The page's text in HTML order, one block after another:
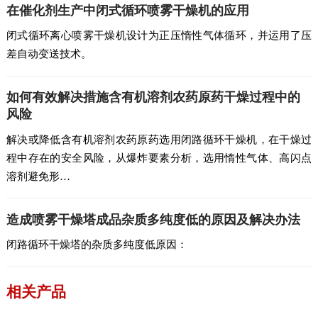
在催化剂生产中闭式循环喷雾干燥机的应用
闭式循环离心喷雾干燥机设计为正压惰性气体循环，并运用了压
差自动变送技术。
如何有效解决措施含有机溶剂农药原药干燥过程中的
风险
解决或降低含有机溶剂农药原药选用闭路循环干燥机，在干燥过
程中存在的安全风险，从爆炸要素分析，选用惰性气体、高闪点
溶剂避免形…
造成喷雾干燥塔成品杂质多纯度低的原因及解决办法
闭路循环干燥塔的杂质多纯度低原因：
相关产品